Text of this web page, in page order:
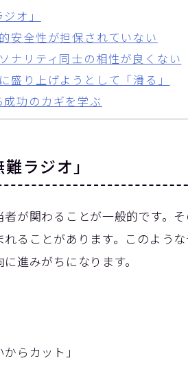
記事を探す
オ」
安全性が担保されていない
ナリティ同士の相性が良くない
盛り上げようとして「滑る」
功のカギを学ぶ
ラジオ」
が関わることが一般的です。
ることがあります。このよう
進みがちになります。
らカット」